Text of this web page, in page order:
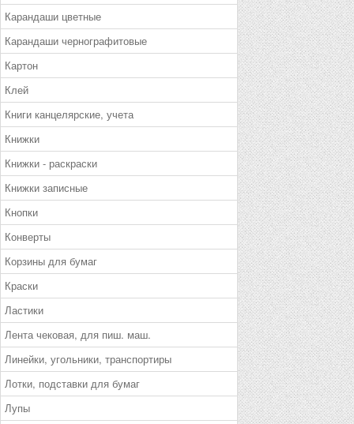
Карандаши цветные
Карандаши чернографитовые
Картон
Клей
Книги канцелярские, учета
Книжки
Книжки - раскраски
Книжки записные
Кнопки
Конверты
Корзины для бумаг
Краски
Ластики
Лента чековая, для пиш. маш.
Линейки, угольники, транспортиры
Лотки, подставки для бумаг
Лупы